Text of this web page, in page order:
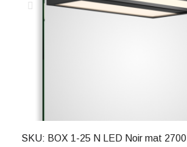
SKU BOX 1-25 N LED Noir mat 2700